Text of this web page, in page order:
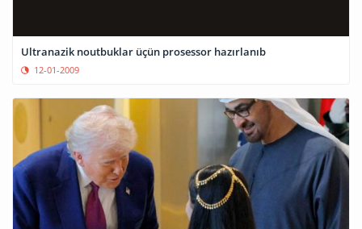
Ultranazik noutbuklar üçün prosessor hazırlanıb
12-01-2009